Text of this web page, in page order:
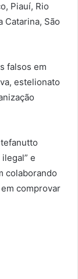
Piauí, Rio
Catarina, São
falsos em
estelionato
e
colaborando
comprovar